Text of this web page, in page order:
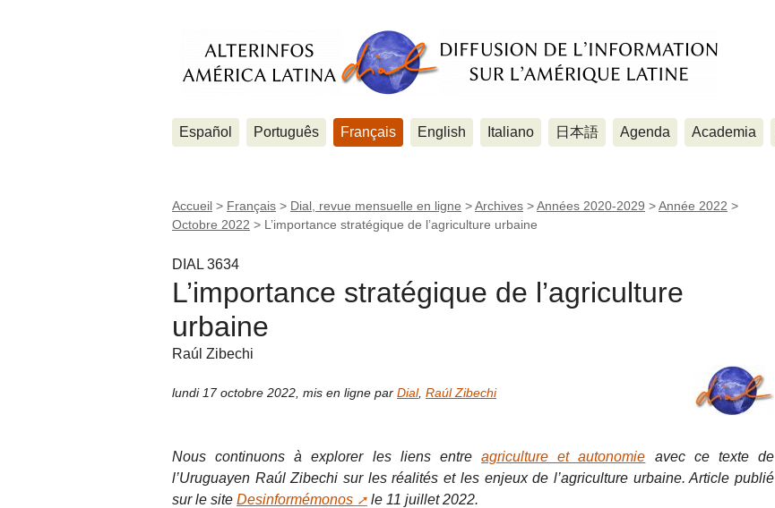
Español Português Français English Italiano 日本語 Agenda Academia
Accueil > Français > Dial, revue mensuelle en ligne >Archives >Années 2020-2029 >Année 2022 >
Octobre 2022 > L’importance stratégique de l’agriculture urbaine
DIAL 3634
L’importance stratégique de l’agriculture
urbaine
Raúl Zibechi
lundi 17 octobre 2022 mis en ligne par Dial, Raúl Zibechi
Nous continuons à explorer les liens entreagriculture et autonomie avec ce texte de
l’Uruguayen Raúl Zibechi sur les réalités et les enjeux de l’agriculture urbaine. Article publié
sur le site Desinformémonos le 11 juillet 2022.